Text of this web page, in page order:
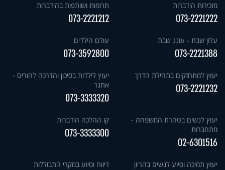
מזכירות הידברות
073-2221222
תרומות ושותפות בהידברות
073-2221212
עלון שבת - עונג שבת
073-2221388
עולם הילדים
073-3592800
יעוץ למתחזקים בתחילת הדרך
073-2221232
יעוץ לילדות בסיכון והדרכה להורים -
אתגר
073-3333320
יעוץ לנשים בטהרת המשפחה -
מתחברות
02-6301516
קו ההלכה הידברות
073-3333300
יעוץ תמיכה וסיוע לנשים בהריון דיווח וסיוע במקרי התבוללות